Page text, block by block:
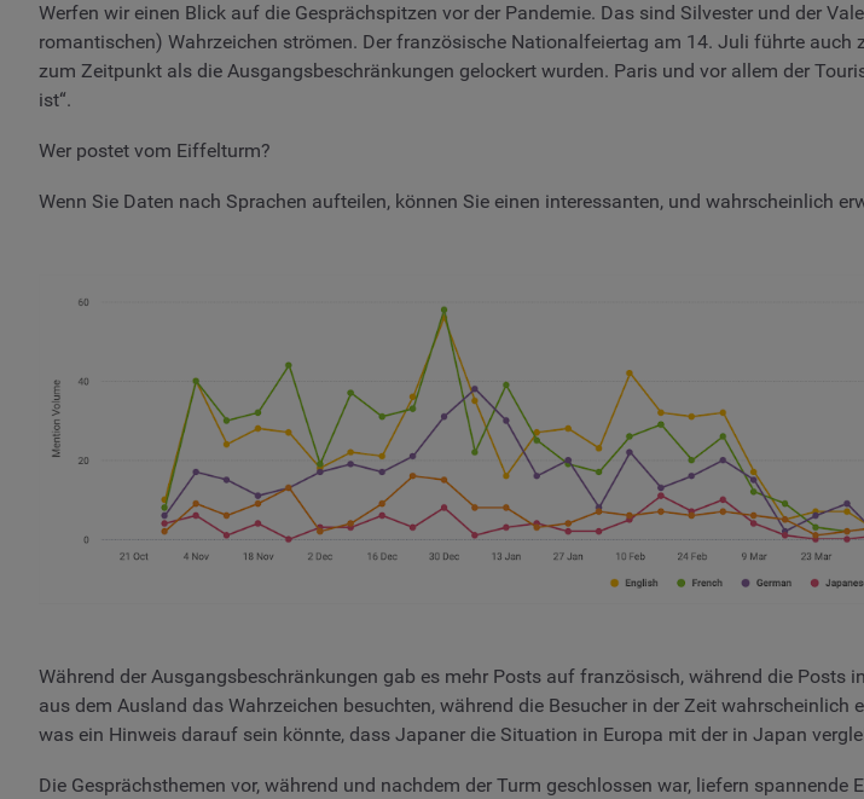
Werfen wir einen Blick auf die Gesprächspitzen vor der Pandemie. Das sind Silvester und der
romantischen) Wahrzeichen strömen. Der französische Nationalfeiertag am 14. Juli führte
zum Zeitpunkt als die Ausgangsbeschränkungen gelockert wurden. Paris und vor allem der
ist“.
Wer postet vom Eiffelturm?
Wenn Sie Daten nach Sprachen aufteilen, können Sie einen interessanten, und wahrscheinlich
Während der Ausgangsbeschränkungen gab es mehr Posts auf französisch, während die Posts
aus dem Ausland das Wahrzeichen besuchten, während die Besucher in der Zeit
was ein Hinweis darauf sein könnte, dass Japaner die Situation in Europa mit der in Japan
Die Gesprächsthemen vor, während und nachdem der Turm geschlossen war, liefern spannende